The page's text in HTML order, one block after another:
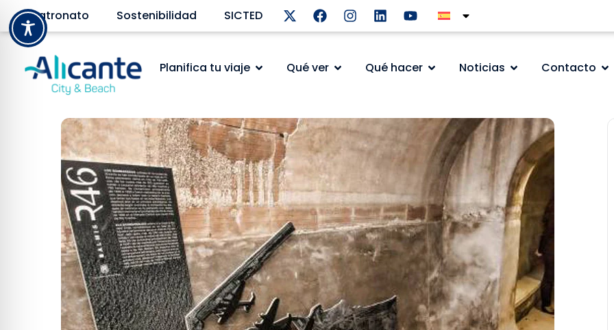
Patronato Sostenibilidad SICTED
Planifica tu viaje Qué ver Qué hacer Noticias Contacto